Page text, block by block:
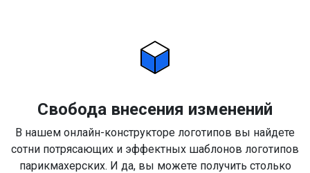
Свобода внесения изменений
В нашем онлайн-конструкторе логотипов вы найдете
сотни потрясающих и эффектных шаблонов логотипов
парикмахерских. И да, вы можете получить столько